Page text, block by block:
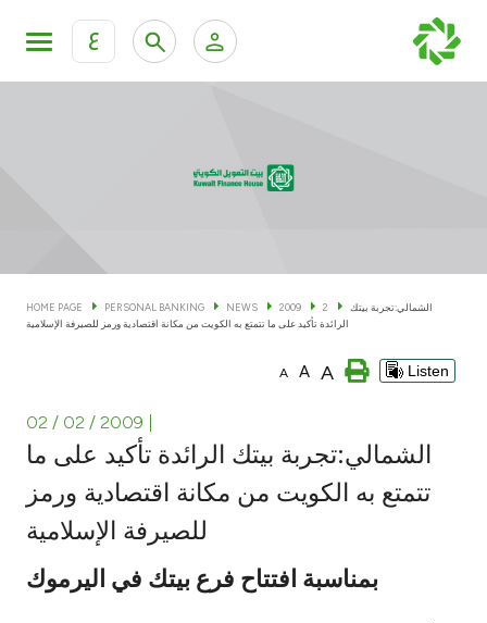
ع
KFH Online Corporate Banking Services
Cards
Banking Tiers
Investment
Ways to bank
Tools & Services
HOME PAGE PERSONAL BANKING NEWS 2009 2
الشمالي:تجربة بيتك
الرائدة تأكيد على ما تتمتع به الكويت من مكانة اقتصادية ورمز للصيرفة الإسلامية
A A A Listen
02 / 02 / 2009
الشمالي:تجربة بيتك الرائدة تأكيد على ما
تتمتع به الكويت من مكانة اقتصادية ورمز
للصيرفة الإسلامية
بمناسبة افتتاح فرع بيتك في اليرموك